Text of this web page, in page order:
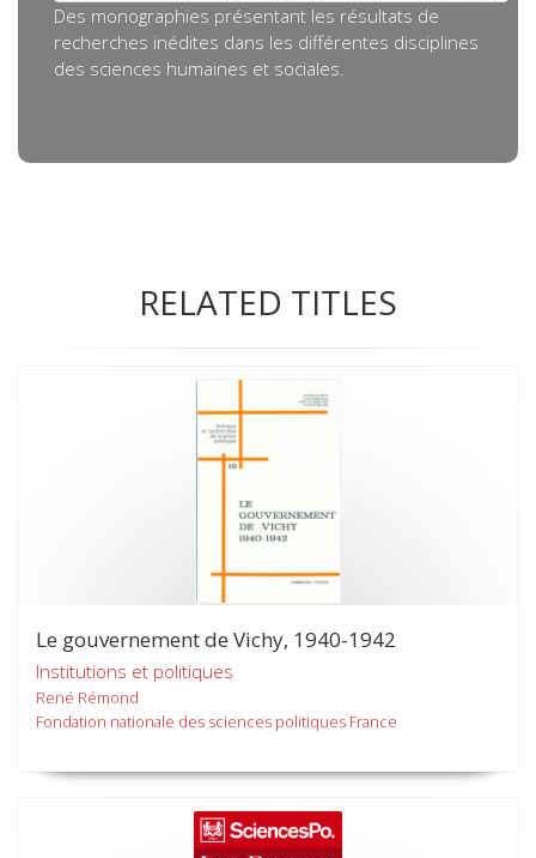
Des monographies présentant les résultats de
recherches inédites dans les différentes disciplines
des sciences humaines et sociales.
RELATED TITLES
Le gouvernement de Vichy, 1940-1942
Institutions et politiques
René Rémond
Fondation nationale des sciences politiques France